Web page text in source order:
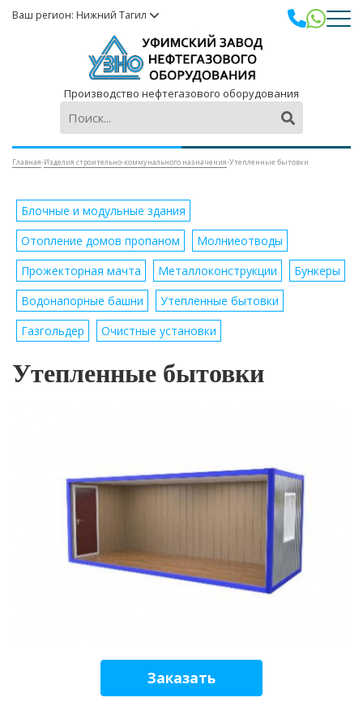
Ваш регион: Нижний Тагил
Производство нефтегазового оборудования
Главная-Изделия строительно-коммунального назначения-Утепленные бытовки
Блочные и модульные здания
Отопление домов пропаном
Молниеотводы
Прожекторная мачта
Металлоконструкции
Бункеры
Водонапорные башни
Утепленные бытовки
Газгольдер
Очистные установки
Утепленные бытовки
Заказать